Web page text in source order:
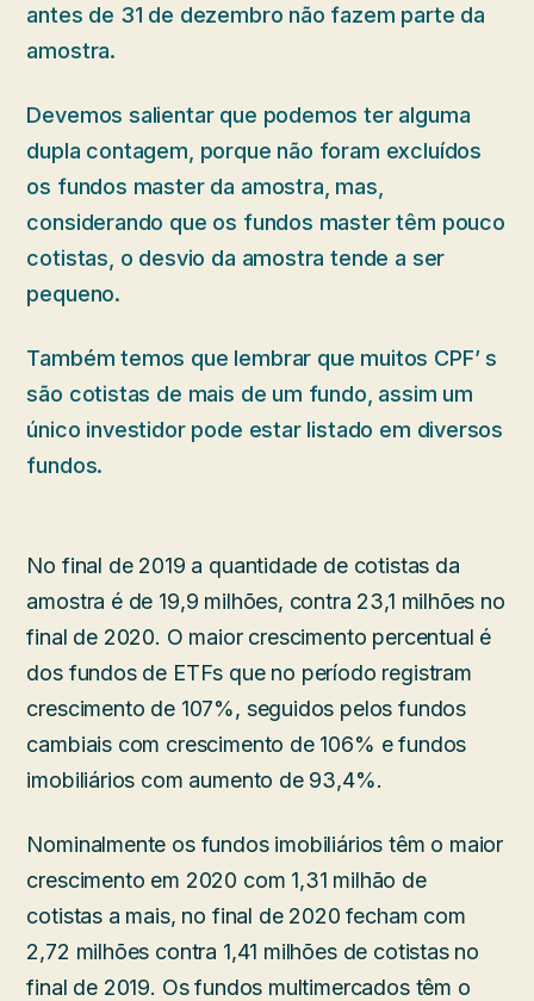
antes de 31 de dezembro não fazem parte da
amostra.
Devemos salientar que podemos ter alguma
dupla contagem, porque não foram excluídos
os fundos master da amostra, mas,
considerando que os fundos master têm pouco
cotistas, o desvio da amostra tende a ser
pequeno.
Também temos que lembrar que muitos CPF’ s
são cotistas de mais de um fundo, assim um
único investidor pode estar listado em diversos
fundos.
No final de 2019 a quantidade de cotistas da
amostra é de 19,9 milhões, contra 23,1 milhões no
final de 2020. O maior crescimento percentual é
dos fundos de ETFs que no período registram
crescimento de 107%, seguidos pelos fundos
cambiais com crescimento de 106% e fundos
imobiliários com aumento de 93,4%.
Nominalmente os fundos imobiliários têm o maior
crescimento em 2020 com 1,31 milhão de
cotistas a mais, no final de 2020 fecham com
2,72 milhões contra 1,41 milhões de cotistas no
final de 2019. Os fundos multimercados têm o